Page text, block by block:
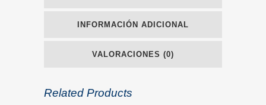
INFORMACIÓN ADICIONAL
VALORACIONES (0)
Related Products